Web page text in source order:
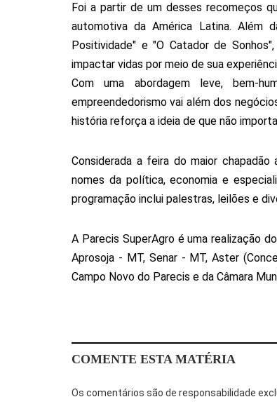
Foi a partir de um desses recomeços
automotiva da América Latina. Além
Positividade" e "O Catador de
impactar vidas por meio de sua
Com uma abordagem leve, bem-
empreendedorismo vai além dos
história reforça a ideia de que não
Considerada a feira do maior chapadão
nomes da política, economia e
programação inclui palestras, leilões e
A Parecis SuperAgro é uma realização
Aprosoja - MT, Senar - MT, Aster
Campo Novo do Parecis e da Câmara
COMENTE ESTA MATÉRIA
Os comentários são de responsabilidade